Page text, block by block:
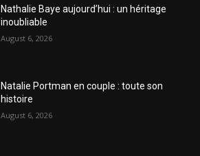
Nathalie Baye aujourd’hui : un héritage
inoubliable
August 6, 2026
Natalie Portman en couple : toute son
histoire
August 6, 2026